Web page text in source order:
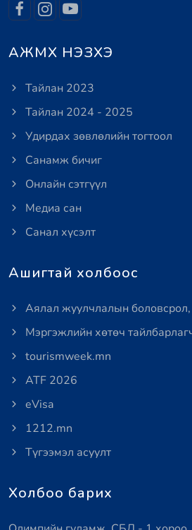
АЖМХ НЭЗХЭ
Тайлан 2023
Тайлан 2024 - 2025
Удирдах зөвлөлийн тогтоол
Санамж бичиг
Онлайн сэтгүүл
Медиа сан
Санал хүсэлт
Ашигтай холбоос
Аялал жуулчлалын
Мэргэжлийн хөтөч
tourismweek.mn
ATF 2026
eVisa
1212.mn
Түгээмэл асуулт
Холбоо барих